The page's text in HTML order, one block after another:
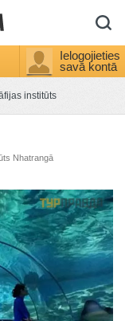
Ielogojieties
savā kontā
institūts
Nhatrangā